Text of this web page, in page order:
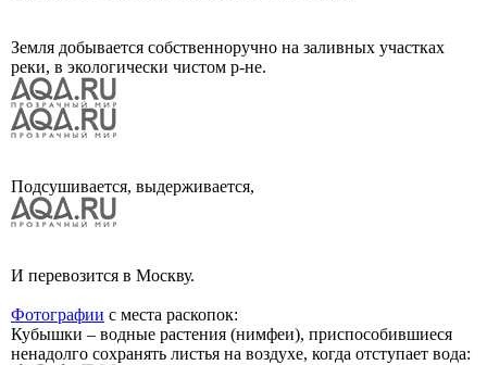
Земля добывается собственноручно на заливных участках
реки, в экологически чистом р-не.
Подсушивается, выдерживается,
И перевозится в Москву.
Фотографии с места раскопок:
Кубышки – водные растения (нимфеи), приспособившиеся
ненадолго сохранять листья на воздухе, когда отступает вода: